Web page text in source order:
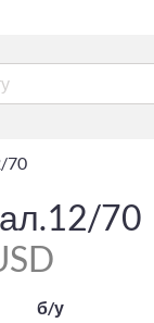
70
70
б/у